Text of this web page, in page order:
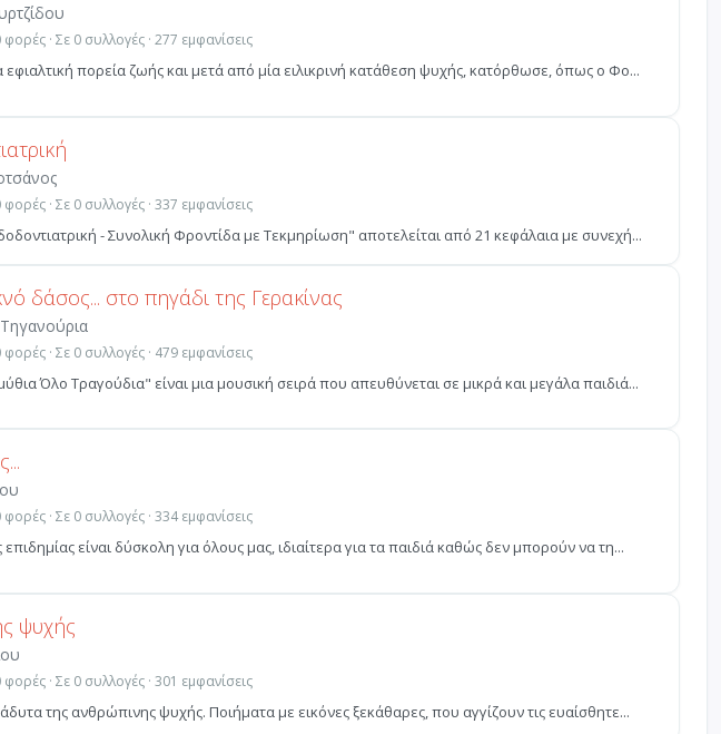
· Σε 0 συλλογές · 277 εμφανίσεις
εφιαλτική πορεία ζωής και μετά από μία ειλικρινή κατάθεση ψυχής, κατόρθωσε, όπως ο Φο...
· Σε 0 συλλογές · 337 εμφανίσεις
- Συνολική Φροντίδα με Τεκμηρίωση" αποτελείται από 21 κεφάλαια με συνεχή...
δάσος... στο πηγάδι της Γερακίνας
· Σε 0 συλλογές · 479 εμφανίσεις
Όλο Τραγούδια" είναι μια μουσική σειρά που απευθύνεται σε μικρά και μεγάλα παιδιά...
· Σε 0 συλλογές · 334 εμφανίσεις
είναι δύσκολη για όλους μας, ιδιαίτερα για τα παιδιά καθώς δεν μπορούν να τη...
ψυχής
· Σε 0 συλλογές · 301 εμφανίσεις
της ανθρώπινης ψυχής. Ποιήματα με εικόνες ξεκάθαρες, που αγγίζουν τις ευαίσθητε...